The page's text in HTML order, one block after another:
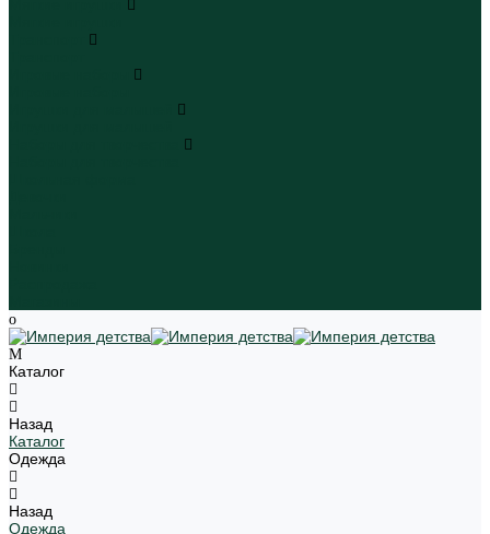
Каталог
Назад
Каталог
Одежда
Назад
Одежда